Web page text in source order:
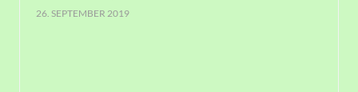
26. SEPTEMBER 2019